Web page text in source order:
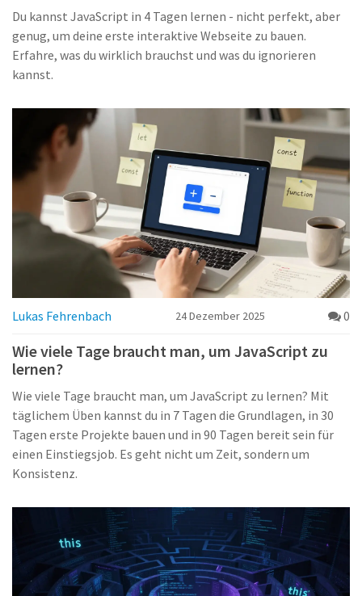
Du kannst JavaScript in 4 Tagen lernen - nicht perfekt, aber
genug, um deine erste interaktive Webseite zu bauen.
Erfahre, was du wirklich brauchst und was du ignorieren
kannst.
Lukas Fehrenbach 24 Dezember 2025 0
Wie viele Tage braucht man, um JavaScript zu
lernen?
Wie viele Tage braucht man, um JavaScript zu lernen? Mit
täglichem Üben kannst du in 7 Tagen die Grundlagen, in 30
Tagen erste Projekte bauen und in 90 Tagen bereit sein für
einen Einstiegsjob. Es geht nicht um Zeit, sondern um
Konsistenz.